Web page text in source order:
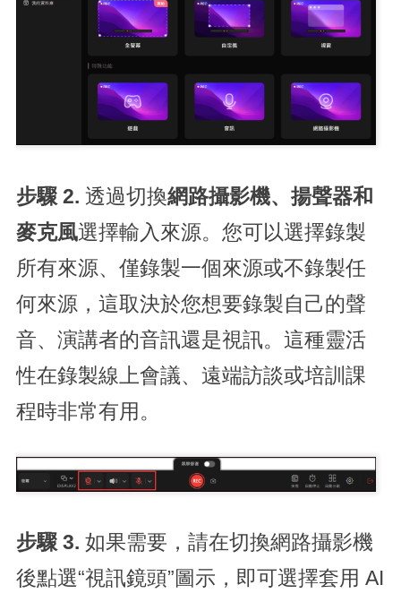
步驟 2. 透過切換網路攝影機、揚聲器和
麥克風選擇輸入來源。您可以選擇錄製
所有來源、僅錄製一個來源或不錄製任
何來源，這取決於您想要錄製自己的聲
音、演講者的音訊還是視訊。這種靈活
性在錄製線上會議、遠端訪談或培訓課
程時非常有用。
步驟 3. 如果需要，請在切換網路攝影機
後點選“視訊鏡頭”圖示，即可選擇套用 AI